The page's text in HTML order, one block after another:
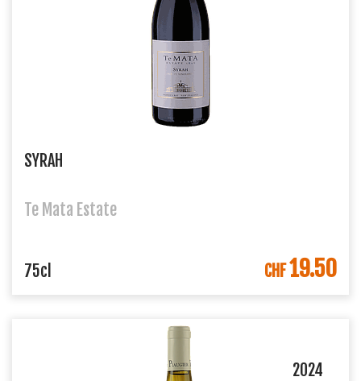
SYRAH
Te Mata Estate
IN DEN WARENKORB
75cl CHF19.50
2024